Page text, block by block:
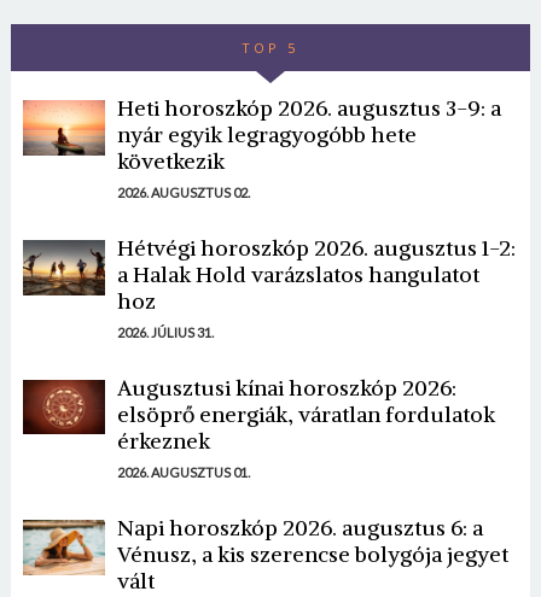
TOP 5
Heti horoszkóp 2026. augusztus 3-9: a
nyár egyik legragyogóbb hete
következik
2026. AUGUSZTUS 02.
Hétvégi horoszkóp 2026. augusztus 1-2:
a Halak Hold varázslatos hangulatot
hoz
2026. JÚLIUS 31.
Augusztusi kínai horoszkóp 2026:
elsöprő energiák, váratlan fordulatok
érkeznek
2026. AUGUSZTUS 01.
Napi horoszkóp 2026. augusztus 6: a
Vénusz, a kis szerencse bolygója jegyet
vált